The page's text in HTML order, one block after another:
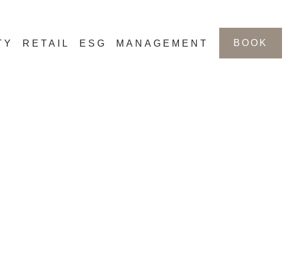
RETAIL ESG MANAGEMENT BOOK